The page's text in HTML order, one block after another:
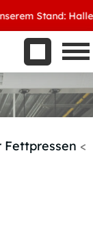
Stand: Halle
Fettpressen <